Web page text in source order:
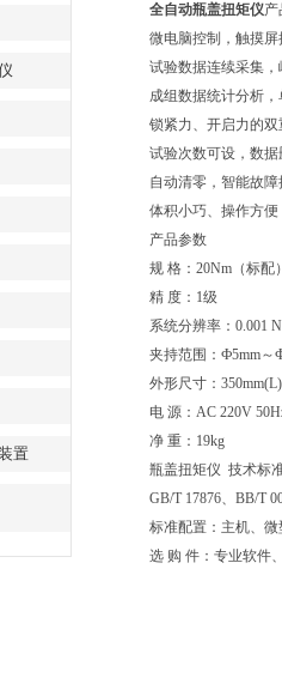
置
全自动瓶盖扭矩仪产
微电脑控制，触摸
试验数据连续采集
成组数据统计分析
锁紧力、开启力的
试验次数可设，数
自动清零，智能故
体积小巧、操作方
产品参数
规 格：20Nm（标配
精 度：1级
系统分辨率：0.001
夹持范围：Ф5mm～
外形尺寸：
电 源：AC 220V
净 重：19kg
瓶盖扭矩仪 技术标
GB/T 17876、BB/T
标准配置：主机、微
选 购 件：专业软件